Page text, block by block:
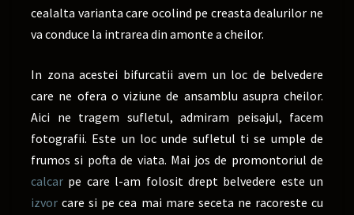
cealalta varianta care ocolind pe creasta dealurilor ne
va conduce la intrarea din amonte a cheilor.
In zona acestei bifurcatii avem un loc de belvedere
care ne ofera o viziune de ansamblu asupra cheilor.
Aici ne tragem sufletul, admiram peisajul, facem
fotografii. Este un loc unde sufletul ti se umple de
frumos si pofta de viata. Mai jos de promontoriul de
calcar pe care l-am folosit drept belvedere este un
izvor care si pe cea mai mare seceta ne racoreste cu